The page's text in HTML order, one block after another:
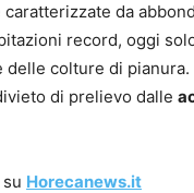
caratterizzate da
record, oggi
delle colture di
di prelievo dalle
Horecanews.it